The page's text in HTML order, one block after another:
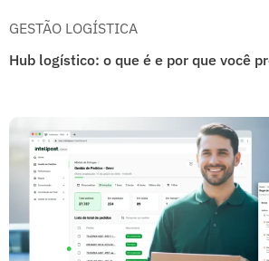
GESTÃO LOGÍSTICA
Hub logístico: o que é e por que você